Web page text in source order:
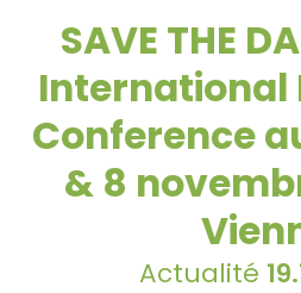
SAVE THE
International
Conference
& 8
Actualité